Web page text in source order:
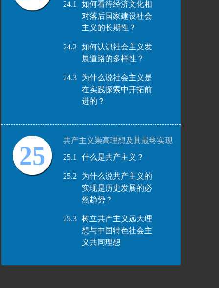
24.1
如何看待经济文化相
对落后国家建设社会
主义的长期性？
24.2
如何认识社会主义发
展道路的多样性？
24.3
为什么说社会主义是
在实践探索中开拓前
进的？
25
共产主义崇高理想及其最终实现
25.1
什么是共产主义？
25.2
为什么说共产主义的
实现是历史发展的必
然趋势？
25.3
树立共产主义远大理
想与中国特色社会主
义共同理想